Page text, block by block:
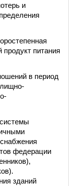
и
питания
в период
федерации
зданий